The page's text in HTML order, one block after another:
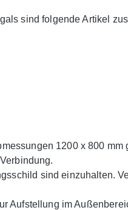
sind folgende Artikel
1200 x 800
sind einzuhalten.
Aufstellung im